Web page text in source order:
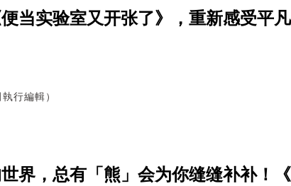
当实验室又开张了》，重新感受平
行編輯）
界，总有「熊」会为你缝缝补补！